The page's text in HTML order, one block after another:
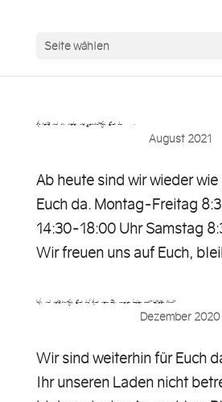
Seite wählen
Ab heute sind wir wieder wie gewohnt für Euch da….
August 2021
Ab heute sind wir wieder
Euch da. Montag-Freitag
14:30-18:00 Uhr Samstag
Wir freuen uns auf Euch,
Wir sind weiterhin für Euch da! Auch wenn Ihr unseren Laden nicht betreten könnt…
Dezember 2020
Wir sind weiterhin für Euch
Ihr unseren Laden nicht